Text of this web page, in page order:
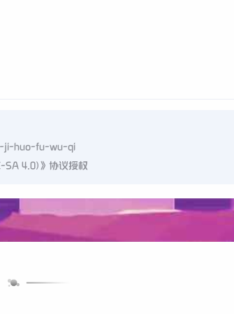
ji-huo-fu-wu-qi
SA 4.0)》协议授权